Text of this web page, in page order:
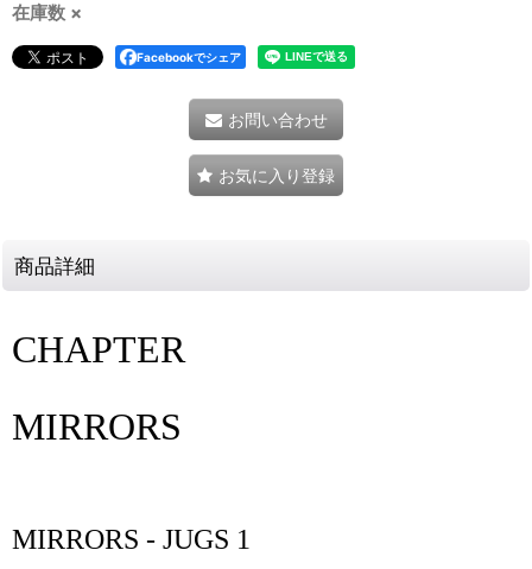
在庫数 ×
Facebookでシェア
お問い合わせ
お気に入り登録
商品詳細
CHAPTER
MIRRORS
MIRRORS - JUGS 1